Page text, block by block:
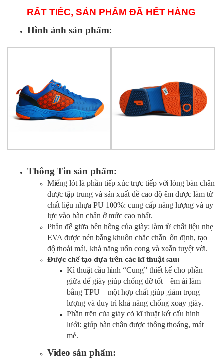
RẤT TIẾC, SẢN PHẨM ĐÃ HẾT HÀNG
Hình ảnh sản phẩm:
Thông Tin sản phẩm:
Miếng lót là phần tiếp xúc trực tiếp với lòng bàn chân
được tập trung và sản xuất đề cao độ êm được làm từ
chất liệu nhựa PU 100%: cung cấp năng lượng và uy
lực vào bàn chân ở mức cao nhất.
Phần đế giữa bên hông của giày: làm từ chất liệu nhẹ
EVA được nén bằng khuôn chắc chắn, ổn định, tạo
độ thoải mái, khả năng uốn cong và xoắn tuyệt vời.
Được chế tạo dựa trên các kĩ thuật sau:
Kĩ thuật cầu hình “Cung” thiết kế cho phần
giữa đế giày giúp chống đỡ tốt – êm ái làm
bằng TPU – một hợp chất giúp giảm trọng
lượng và duy trì khả năng chống xoay giày.
Phần trên của giày có kĩ thuật kết cấu hình
lưới: giúp bàn chân được thông thoáng, mát
mẻ.
Video sản phẩm: